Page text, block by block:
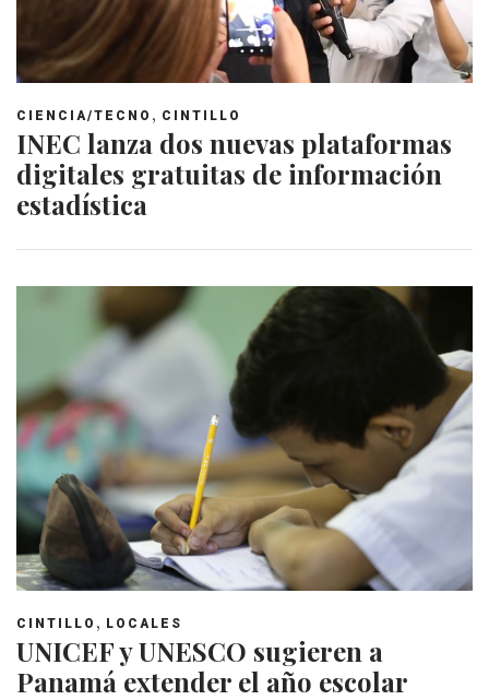
CIENCIA/TECNO , CINTILLO
INEC lanza dos nuevas plataformas
digitales gratuitas de información
estadística
CINTILLO , LOCALES
UNICEF y UNESCO sugieren a
Panamá extender el año escolar